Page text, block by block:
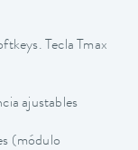
Tecla Tmax
ajustables
(módulo